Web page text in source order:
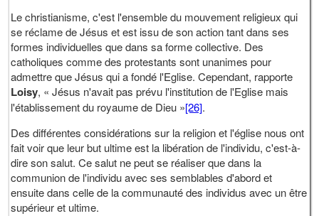
Le christianisme, c'est l'ensemble du mouvement religieux qui
se réclame de Jésus et est issu de son action tant dans ses
formes individuelles que dans sa forme collective. Des
catholiques comme des protestants sont unanimes pour
admettre que Jésus qui a fondé l'Eglise. Cependant, rapporte
Loisy, « Jésus n'avait pas prévu l'institution de l'Eglise mais
l'établissement du royaume de Dieu »[26].
Des différentes considérations sur la religion et l'église nous ont
fait voir que leur but ultime est la libération de l'individu, c'est-à-
dire son salut. Ce salut ne peut se réaliser que dans la
communion de l'individu avec ses semblables d'abord et
ensuite dans celle de la communauté des individus avec un être
supérieur et ultime.